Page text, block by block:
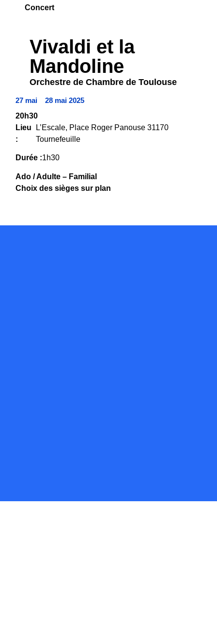
Vivaldi et la
Mandoline
Orchestre de Chambre de Toulouse
27 mai
28 mai 2025
20h30
Lieu
:
L’Escale, Place Roger Panouse 31170
Tournefeuille
Durée :1h30
Ado / Adulte – Familial
Choix des sièges sur plan